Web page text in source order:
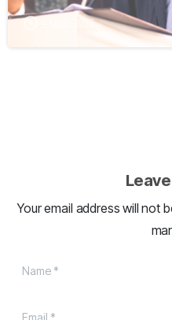
4 junio, 2026
Your email address will not
Name
Email